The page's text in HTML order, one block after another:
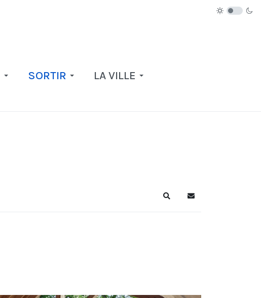
SORTIR LA VILLE
RechercheS'abonner au blog